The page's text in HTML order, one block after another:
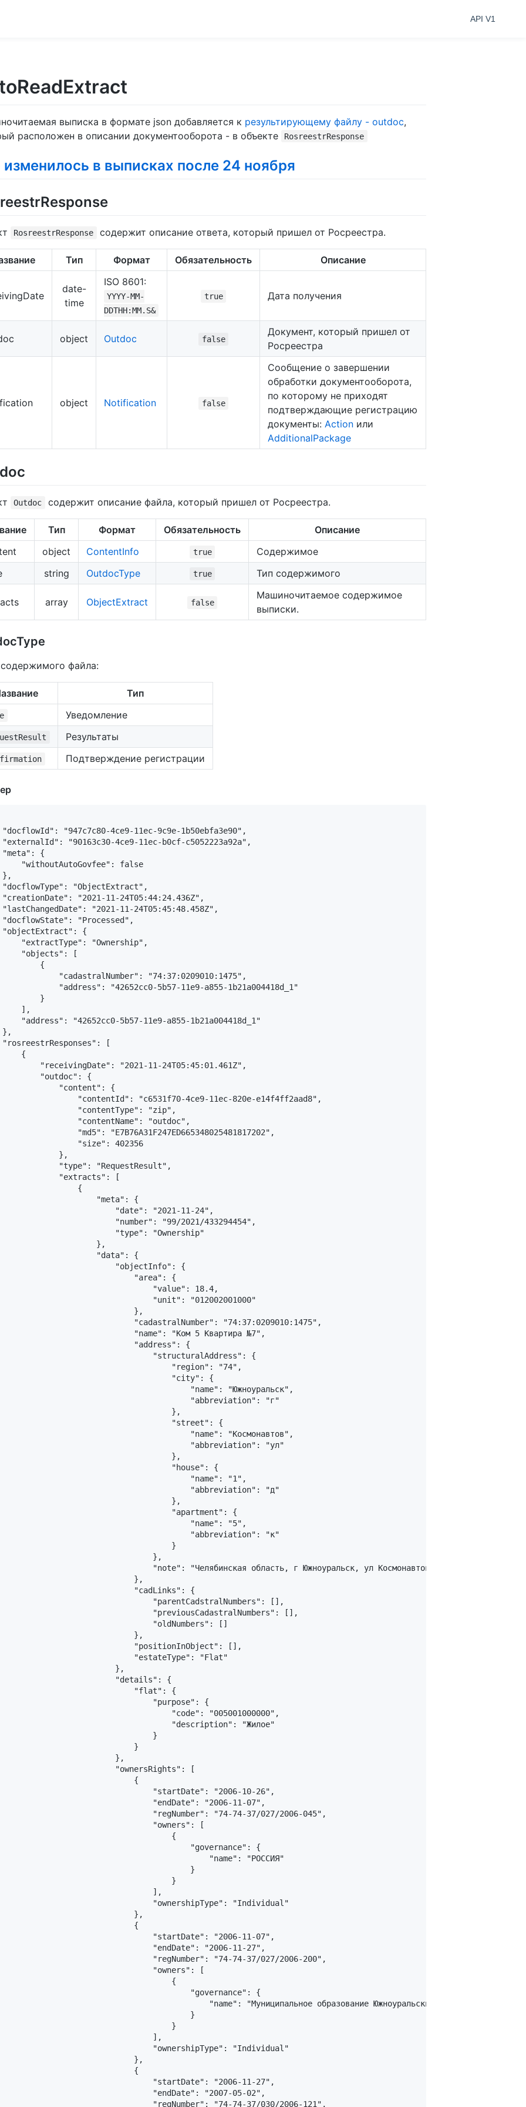
API V1
выписка в формате json добавляется к результирующему файлу - outdoc,
расположен в описании документооборота - в объекте
RosreestrResponse
изменилось в выписках после 24 ноября
RosreestrResponse содержит описание ответа, который пришел от Росреестра.
Тип Формат Обязательность Описание
date-
time
ISO 8601:
YYYY-MM-
DDTHH:MM.S&
true Дата получения
object Outdoc false
Документ, который пришел от
Росреестра
object Notification false
Сообщение о завершении
обработки документооборота,
по которому не приходят
подтверждающие регистрацию
документы: Action или
AdditionalPackage
Outdoc содержит описание файла, который пришел от Росреестра.
Тип Формат Обязательность
Описание
object ContentInfo true
Содержимое
string OutdocType true Тип содержимого
array ObjectExtract false
Машиночитаемое содержимое
выписки.
файла:
Тип
Уведомление
Результаты
Подтверждение регистрации